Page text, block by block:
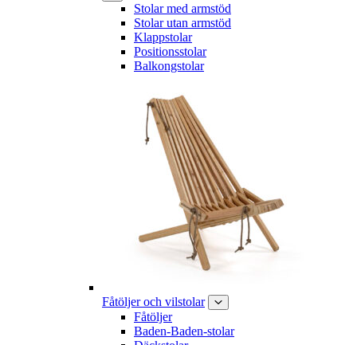
Stolar med armstöd
Stolar utan armstöd
Klappstolar
Positionsstolar
Balkongstolar
Fåtöljer och vilstolar
Fåtöljer
Baden-Baden-stolar